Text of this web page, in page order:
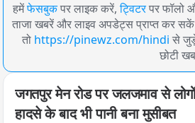
हमेंफेसबुक पर लाइक करें, ट्विटर पर फॉलो
ताजा खबरें और लाइव अपडेट्स प्राप्त कर
तो https://pinewz.com/hindi से
छोटी
जगतपुर मेन रोड पर जलजमाव से
हादसे के बाद भी पानी बना मुसीबत